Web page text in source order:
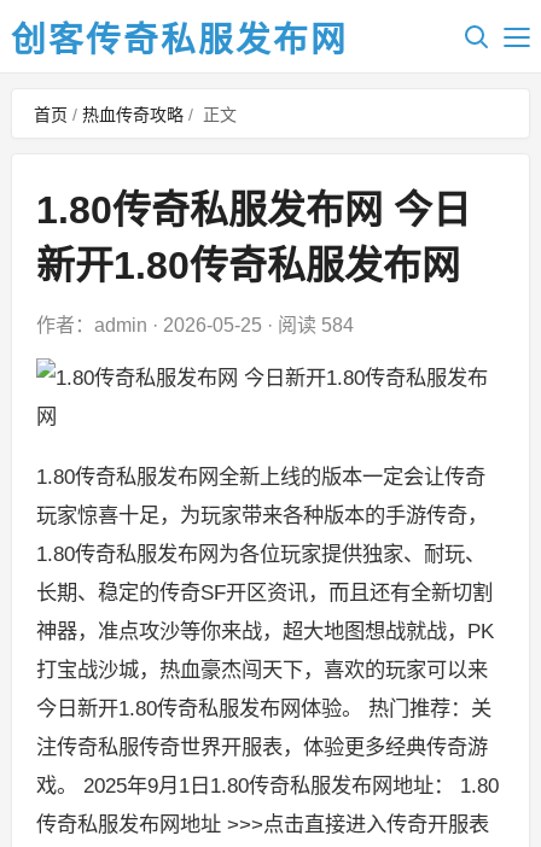
创客传奇私服发布网
首页 / 热血传奇攻略 / 正文
1.80传奇私服发布网 今日
新开1.80传奇私服发布网
作者：admin · 2026-05-25 · 阅读 584
1.80传奇私服发布网全新上线的版本一定会让传奇
玩家惊喜十足，为玩家带来各种版本的手游传奇，
1.80传奇私服发布网为各位玩家提供独家、耐玩、
长期、稳定的传奇SF开区资讯，而且还有全新切割
神器，准点攻沙等你来战，超大地图想战就战，PK
打宝战沙城，热血豪杰闯天下，喜欢的玩家可以来
今日新开1.80传奇私服发布网体验。 热门推荐：关
注传奇私服传奇世界开服表，体验更多经典传奇游
戏。 2025年9月1日1.80传奇私服发布网地址： 1.80
传奇私服发布网地址 >>>点击直接进入传奇开服表